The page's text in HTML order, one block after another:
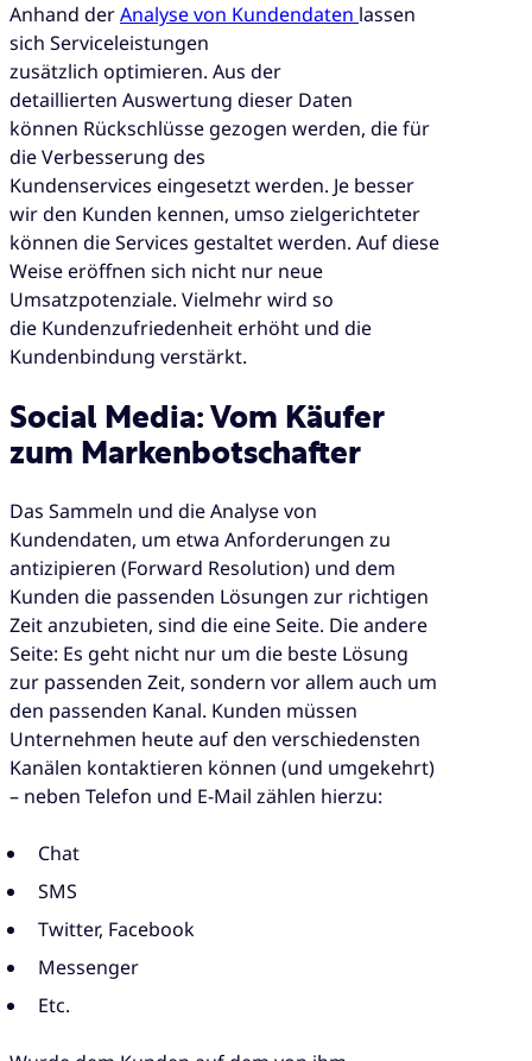
Anhand derAnalyse von Kundendaten lassen
sich Serviceleistungen
zusätzlich optimieren. Aus der
detaillierten Auswertung dieser Daten
können Rückschlüsse gezogen werden, die für
die Verbesserung des
Kundenservices eingesetzt werden. Je besser
wir den Kunden kennen, umso zielgerichteter
können die Services gestaltet werden. Auf diese
Weise eröffnen sich nicht nur neue
Umsatzpotenziale. Vielmehr wird so
die Kundenzufriedenheit erhöht und die
Kundenbindung verstärkt.
Social Media: Vom Käufer
zum Markenbotschafter
Das Sammeln und die Analyse von
Kundendaten, um etwa Anforderungen zu
antizipieren (Forward Resolution) und dem
Kunden die passenden Lösungen zur richtigen
Zeit anzubieten, sind die eine Seite. Die andere
Seite: Es geht nicht nur um die beste Lösung
zur passenden Zeit, sondern vor allem auch um
den passenden Kanal. Kunden müssen
Unternehmen heute auf den verschiedensten
Kanälen kontaktieren können (und umgekehrt)
– neben Telefon und E-Mail zählen hierzu:
Chat
SMS
Twitter, Facebook
Messenger
Etc.